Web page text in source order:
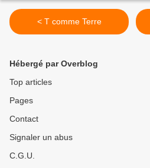
< T comme Terre
Hébergé par Overblog
Top articles
Pages
Contact
Signaler un abus
C.G.U.